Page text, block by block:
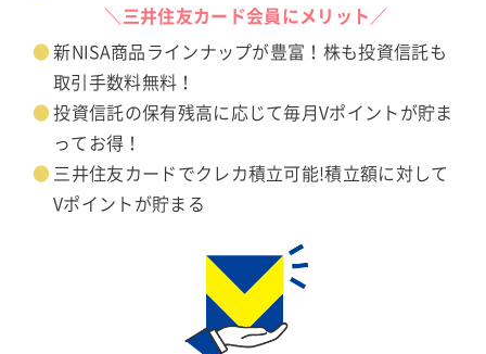
＼三井住友カード会員にメリット／
新NISA商品ラインナップが豊富！株も投資信託も
取引手数料無料！
投資信託の保有残高に応じて毎月Vポイントが貯ま
ってお得！
三井住友カードでクレカ積立可能!積立額に対して
Vポイントが貯まる